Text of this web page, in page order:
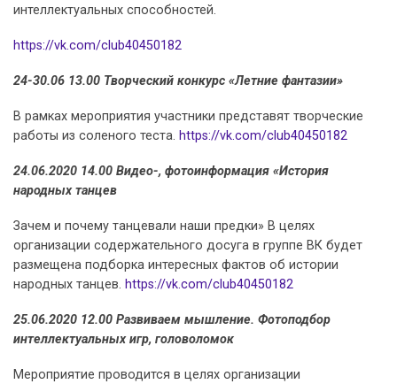
интеллектуальных способностей.
https://vk.com/club40450182
24-30.06 13.00 Творческий конкурс «Летние фантазии»
В рамках мероприятия участники представят творческие
работы из соленого теста. https://vk.com/club40450182
24.06.2020 14.00 Видео-, фотоинформация «История
народных танцев
Зачем и почему танцевали наши предки» В целях
организации содержательного досуга в группе ВК будет
размещена подборка интересных фактов об истории
народных танцев. https://vk.com/club40450182
25.06.2020 12.00 Развиваем мышление. Фотоподбор
интеллектуальных игр, головоломок
Мероприятие проводится в целях организации